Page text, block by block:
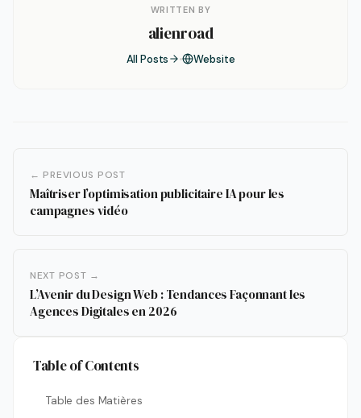
WRITTEN BY
alienroad
All Posts Website
← PREVIOUS POST
Maîtriser l’optimisation publicitaire IA pour les
campagnes vidéo
NEXT POST →
L’Avenir du Design Web : Tendances Façonnant les
Agences Digitales en 2026
Table of Contents
Table des Matières